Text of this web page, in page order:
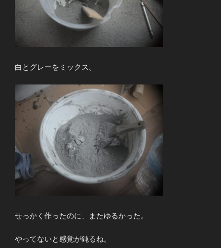
白とグレーをミックス。
せっかく作ったのに、またゆるかった。
やってないと感覚が鈍るね。